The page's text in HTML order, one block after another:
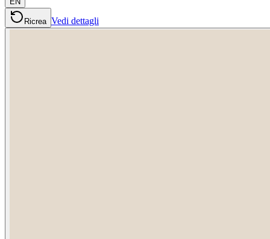
Ricrea Vedi dettagli